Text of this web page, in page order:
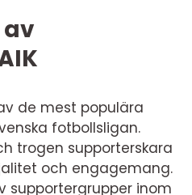
de mest populära
fotbollsligan.
trogen supporterskara
och engagemang.
supportergrupper inom